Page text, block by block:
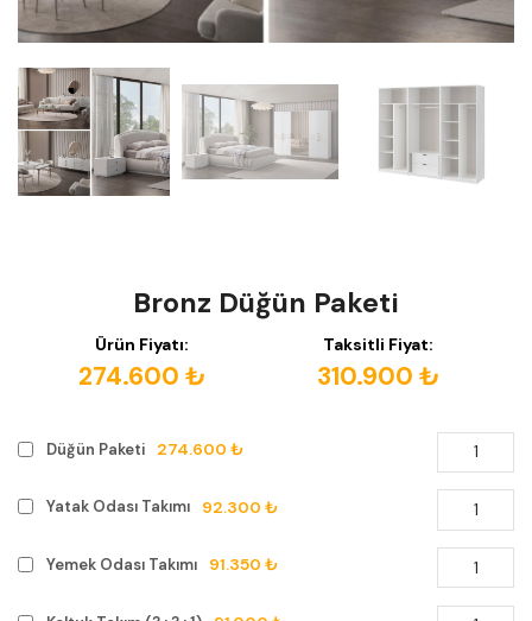
Bronz Düğün Paketi
Ürün Fiyatı:
274.600 ₺
Taksitli Fiyat:
310.900 ₺
Düğün Paketi 274.600 ₺
Yatak Odası Takımı 92.300 ₺
Yemek Odası Takımı 91.350 ₺